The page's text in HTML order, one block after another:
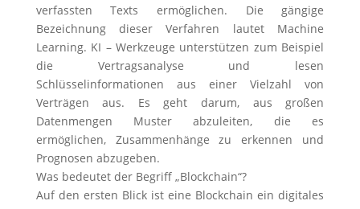
verfassten Texts ermöglichen. Die gängige
Bezeichnung dieser Verfahren lautet Machine
Learning. KI – Werkzeuge unterstützen zum Beispiel
die Vertragsanalyse und lesen
Schlüsselinformationen aus einer Vielzahl von
Verträgen aus. Es geht darum, aus großen
Datenmengen Muster abzuleiten, die es
ermöglichen, Zusammenhänge zu erkennen und
Prognosen abzugeben.
Was bedeutet der Begriff „Blockchain“?
Auf den ersten Blick ist eine Blockchain ein digitales